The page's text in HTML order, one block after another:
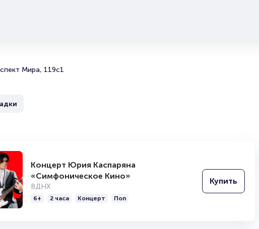
Полезные ссылки
Подробнее о том, как вернуть, сдать или продать билет
Мира, 119с1
Концерт Юрия Каспаряна
«Симфоническое Кино»
ВДНХ
6+ 2 часа Концерт Поп
Купить